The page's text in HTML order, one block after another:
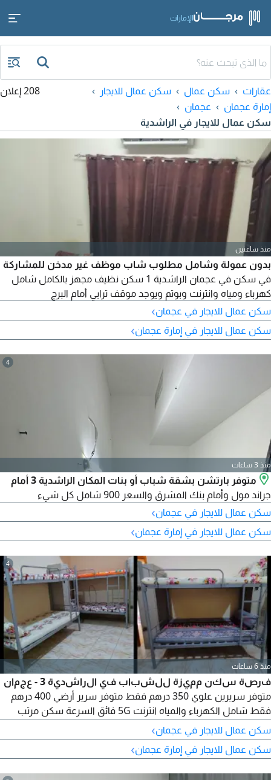
الإمارات
عقارات سكن عمال
سكن عمال للايجار
إمارة عجمان
عجمان
سكن عمال للايجار في الراشدية
208 إعلان
منذ ساعتين
بدون عمولة وشامل مطلوب شاب موظف غير مدخن للمشاركة
في سكن في عجمان الراشدية 1 سكن نظيف مجهز بالكامل شامل
كهرباء ومياه وانترنت وبوتم ويوجد موقف ترابي أمام البرج
سكن عمال للايجار في عجمان›
سكن عمال للايجار في إمارة عجمان›
4
منذ 3 ساعات
متوفر بارتشن بشقة شباب أو بنات المكان الراشدية 3 أمام
جراند مول وأمام بنك المشرق والسعر 900 شامل كل شيء
سكن عمال للايجار في عجمان›
سكن عمال للايجار في إمارة عجمان›
4
منذ 6 ساعات
فرصة سكن مميزة للشباب في الراشدية 3 - عجمان
متوفر سريرين علوي 350 درهم فقط متوفر سرير أرضي 400 درهم
فقط شامل الكهرباء والمياه انترنت 5G فائق السرعة سكن مرتب
وهادئ موقع استراتيجي قريب
سكن عمال للايجار في عجمان›
سكن عمال للايجار في إمارة عجمان›